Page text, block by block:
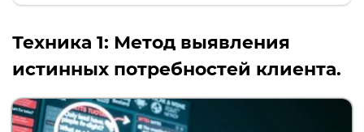
Техника 1: Метод выявления
истинных потребностей клиента.